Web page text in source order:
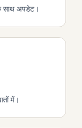
साथ अपडेट।
में।